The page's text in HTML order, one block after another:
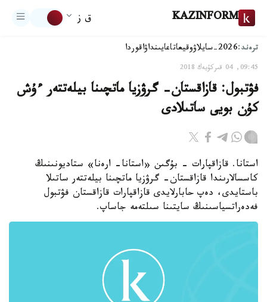
KAZINFORM ق ز
ترەند:2026-سايلاۋ وقيعاتاعايىنداۋاقوردا
09:45, 04 قىركۇيەك 2018
فۋتبول: قازاقستان- گرۋزيا ماتچىنا بيلەتتەر ءۇش
كۇن بويى ساتىلادى
استانا. قازاقپارات - بۇگىن «استانا- ارەنا» ستاديونىنىڭ
كاسسالارىندا قازاقستان- گرۋزيا ماتچىنا بيلەتتەر ساتىلا
باستايدى، دەپ حابارلايدى قازاقپارات قازاقستان فۋتبول
فەدەراتسياسىنىڭ سايتىنا سىلتەمە جاساپ.